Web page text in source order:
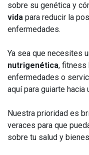
sobre su genética y
vida para reducir la
enfermedades.
Ya sea que necesites
nutrigenética, fitness
enfermedades o
aquí para guiarte hacia
Nuestra prioridad es
veraces para que
sobre tu salud y